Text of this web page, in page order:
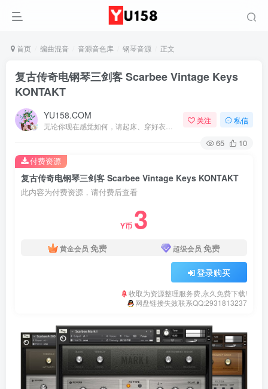
首页 编曲混音 音源音色库 钢琴音源 正文
复古传奇电钢琴三剑客 Scarbee Vintage Keys
KONTAKT
YU158.COM 关注 私信
65 10
复古传奇电钢琴三剑客 Scarbee Vintage Keys KONTAKT
此内容为付费资源，请付费后查看
Y币 3
黄金会员 免费 超级会员 免费
登录购买
收取为资源整理服务费,永久免费下载!
网盘链接失效联系QQ:2931813237
付费资源